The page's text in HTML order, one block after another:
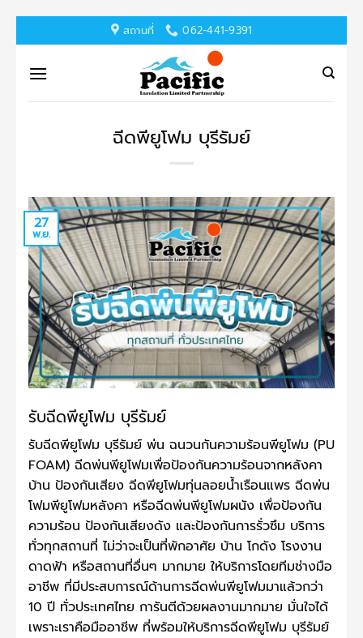
ไป
ยัง
เนื้อหา
สถานที่ 062-441-9391
ฉีดพียูโฟม บุรีรัมย์
27
พ.ย.
รับฉีดพียูโฟม บุรีรัมย์
รับฉีดพียูโฟม บุรีรัมย์ พ่น ฉนวนกันความร้อนพียูโฟม (PU
FOAM) ฉีดพ่นพียูโฟมเพื่อป้องกันความร้อนจากหลังคา
บ้าน ป้องกันเสียง ฉีดพียูโฟมทุ่นลอยน้ำเรือนแพร ฉีดพ่น
โฟมพียูโฟมหลังคา หรือฉีดพ่นพียูโฟมผนัง เพื่อป้องกัน
ความร้อน ป้องกันเสียงดัง และป้องกันการรั่วซึม บริการ
ทั่วทุกสถานที่ ไม่ว่าจะเป็นที่พักอาศัย บ้าน โกดัง โรงงาน
ดาดฟ้า หรือสถานที่อื่นๆ มากมาย ให้บริการโดยทีมช่างมือ
อาชีพ ที่มีประสบการณ์ด้านการฉีดพ่นพียูโฟมมาแล้วกว่า
10 ปี ทั่วประเทศไทย การันตีด้วยผลงานมากมาย มั่นใจได้
เพราะเราคือมืออาชีพ ที่พร้อมให้บริการฉีดพียูโฟม บุรีรัมย์